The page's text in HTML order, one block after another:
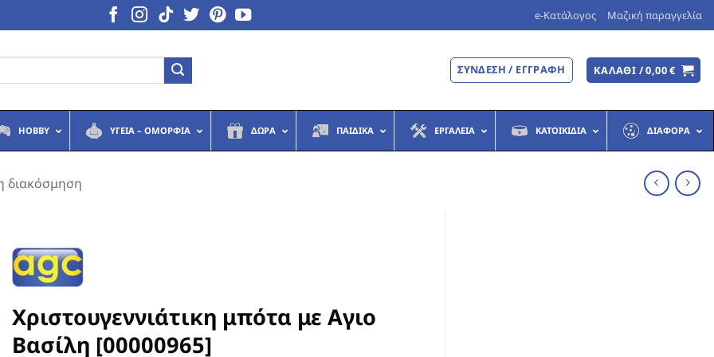
e-Κατάλογος Μαζική παραγγελία
ΣΎΝΔΕΣΗ / ΕΓΓΡΑΦΉ ΚΑΛΆΘΙ /0,00€
HOBBY ΥΓΕΙΆ – ΟΜΟΡΦΙΆ ΔΏΡΑ ΠΑΙΔΙΚΆ ΕΡΓΑΛΕΊΑ ΚΑΤΟΙΚΊΔΙΑ ΔΙΆΦΟΡΑ
διακόσμηση
Χριστουγεννιάτικη μπότα με Αγιο
Βασίλη [00000965]